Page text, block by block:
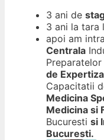
3 ani de
3 ani la tara
apoi am
Centrala
de
Capacitatii
Medicina
Medicina si
Bucuresti si
Bucuresti.